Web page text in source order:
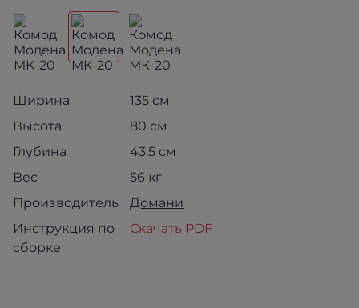
Ширина
135 см
Высота
80 см
Глубина
43.5 см
Вес
56 кг
Производитель
Домани
Инструкция по
сборке
Скачать PDF